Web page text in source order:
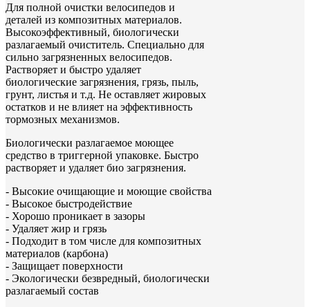
Для полной очистки велосипедов и
деталей из композитных материалов.
Высокоэффективный, биологически
разлагаемый очиститель. Специально для
сильно загрязненных велосипедов.
Растворяет и быстро удаляет
биологические загрязнения, грязь, пыль,
грунт, листья и т.д. Не оставляет жировых
остатков и не влияет на эффективность
тормозных механизмов.
Биологически разлагаемое моющее
средство в триггерной упаковке. Быстро
растворяет и удаляет био загрязнения.
- Высокие очищающие и моющие свойства
- Высокое быстродействие
- Хорошо проникает в зазоры
- Удаляет жир и грязь
- Подходит в том числе для композитных
материалов (карбона)
- Защищает поверхности
- Экологически безвредный, биологически
разлагаемый состав